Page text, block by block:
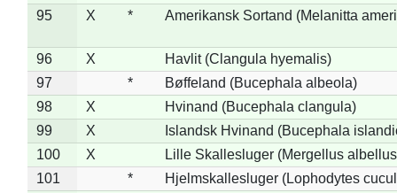
95 X * Amerikansk Sortand (Melanitta
96 X
Havlit (Clangula hyemalis)
97
*
Bøffeland (Bucephala albeola)
98
X
Hvinand (Bucephala clangula)
99
X
Islandsk Hvinand (Bucephala
100
X
Lille Skallesluger (Mergellus
101
*
Hjelmskallesluger (Lophodytes